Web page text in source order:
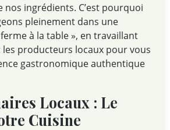
nos ingrédients. C’est pourquoi
pleinement dans une
à la table », en travaillant
producteurs locaux pour vous
gastronomique authentique
Locaux : Le
Cuisine